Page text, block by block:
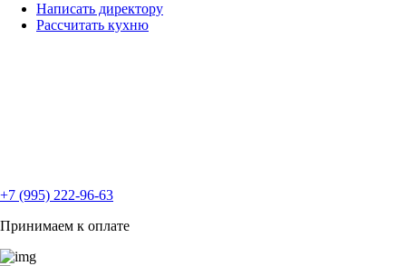
Написать директору
Рассчитать кухню
+7 (995) 222-96-63
Принимаем к оплате